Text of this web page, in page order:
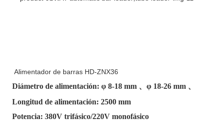
Alimentador de barras HD-ZNX36
Diámetro de alimentación: φ 8-18 mm 、φ 18-26 mm 、
Longitud de alimentación: 2500 mm
Potencia: 380V trifásico/220V monofásico